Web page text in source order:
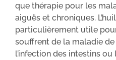
que thérapie pour les
aiguës et chroniques.
particulièrement utile
souffrent de la maladie de
l’infection des intestins